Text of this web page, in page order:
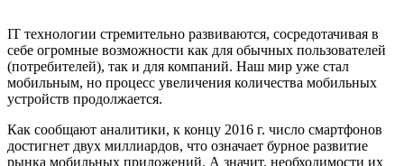
IT технологии стремительно развиваются, сосредотачивая в
себе огромные возможности как для обычных пользователей
(потребителей), так и для компаний. Наш мир уже стал
мобильным, но процесс увеличения количества мобильных
устройств продолжается.
Как сообщают аналитики, к концу 2016 г. число смартфонов
достигнет двух миллиардов, что означает бурное развитие
рынка мобильных приложений. А значит, необходимости их